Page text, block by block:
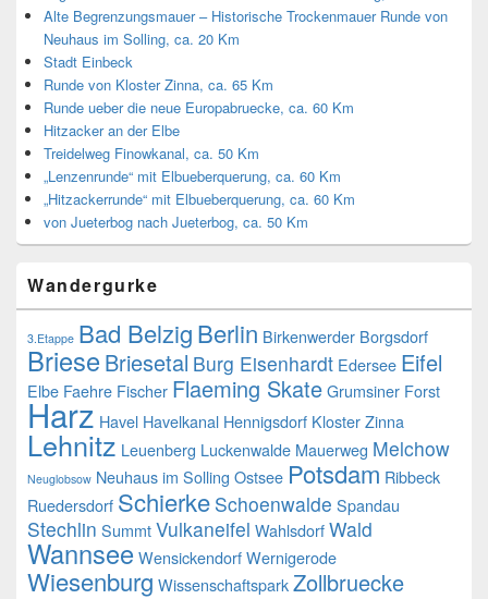
Alte Begrenzungsmauer – Historische Trockenmauer Runde von
Neuhaus im Solling, ca. 20 Km
Stadt Einbeck
Runde von Kloster Zinna, ca. 65 Km
Runde ueber die neue Europabruecke, ca. 60 Km
Hitzacker an der Elbe
Treidelweg Finowkanal, ca. 50 Km
„Lenzenrunde“ mit Elbueberquerung, ca. 60 Km
„Hitzackerrunde“ mit Elbueberquerung, ca. 60 Km
von Jueterbog nach Jueterbog, ca. 50 Km
Wandergurke
3.Etappe Bad BelzigBerlin Birkenwerder Borgsdorf
BrieseBriesetal Burg Eisenhardt Edersee Eifel
Elbe Faehre Fischer Flaeming SkateGrumsiner Forst
Harz Havel Havelkanal Hennigsdorf Kloster Zinna
Lehnitz Leuenberg Luckenwalde Mauerweg Melchow
Neuglobsow Neuhaus im Solling Ostsee Potsdam Ribbeck
Ruedersdorf Schierke Schoenwalde Spandau
Stechlin SummtVulkaneifel WahlsdorfWald
WannseeWensickendorfWernigerode
Wiesenburg WissenschaftsparkZollbruecke